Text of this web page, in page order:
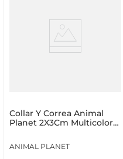
Collar Y Correa Animal
Planet 2X3Cm Multicolor
ANIMAL PLANET